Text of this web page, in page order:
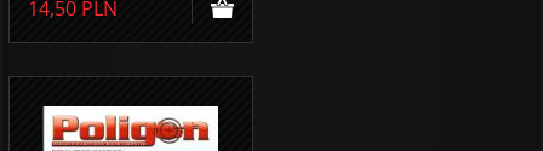
14,50 PLN